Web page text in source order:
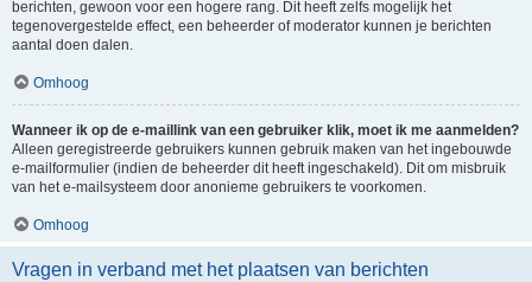
berichten, gewoon voor een hogere rang. Dit heeft zelfs mogelijk het
tegenovergestelde effect, een beheerder of moderator kunnen je berichten
aantal doen dalen.
Omhoog
Wanneer ik op de e-maillink van een gebruiker klik, moet ik me aanmelden?
Alleen geregistreerde gebruikers kunnen gebruik maken van het ingebouwde
e-mailformulier (indien de beheerder dit heeft ingeschakeld). Dit om misbruik
van het e-mailsysteem door anonieme gebruikers te voorkomen.
Omhoog
Vragen in verband met het plaatsen van berichten